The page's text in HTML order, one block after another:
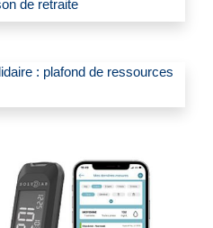
de retraite
: plafond de ressources